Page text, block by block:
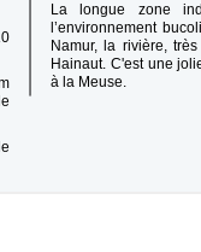
La longue zone
l’environnement
Namur, la rivière,
Hainaut. C'est une
à la Meuse.